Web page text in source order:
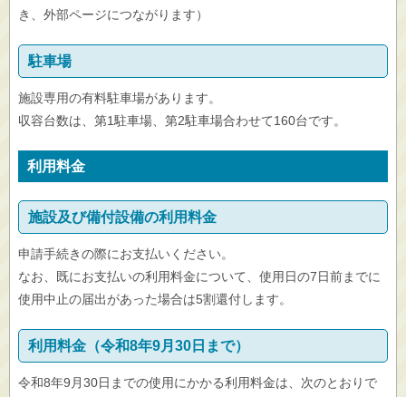
き、外部ページにつながります）
駐車場
施設専用の有料駐車場があります。
収容台数は、第1駐車場、第2駐車場合わせて160台です。
利用料金
施設及び備付設備の利用料金
申請手続きの際にお支払いください。
なお、既にお支払いの利用料金について、使用日の7日前までに
使用中止の届出があった場合は5割還付します。
利用料金（令和8年9月30日まで）
令和8年9月30日までの使用にかかる利用料金は、次のとおりで